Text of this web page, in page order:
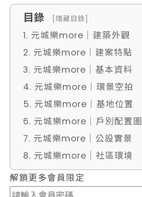
目錄 [隱藏目錄]
1. 元城樂more｜建築外觀
2. 元城樂more｜建案特點
3. 元城樂more｜基本資料
4. 元城樂more｜環景空拍
5. 元城樂more｜基地位置
6. 元城樂more｜戶別配置圖
7. 元城樂more｜公設實景
8. 元城樂more｜社區環境
解鎖更多會員限定